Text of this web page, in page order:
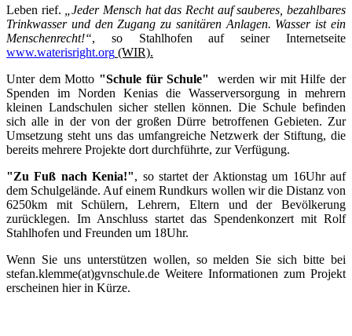
Leben rief.
„Jeder Mensch hat das Recht auf sauberes, bezahlbares
Trinkwasser und den Zugang zu sanitären Anlagen. Wasser ist ein
Menschenrecht!“, so Stahlhofen auf seiner Internetseite
www.waterisright.org (WIR).
Unter dem Motto "Schule für Schule"
werden wir mit Hilfe der
Spenden im Norden Kenias die Wasserversorgung in mehrern
kleinen Landschulen sicher stellen können. Die Schule befinden
sich alle in der von der großen Dürre betroffenen Gebieten. Zur
Umsetzung steht uns das umfangreiche Netzwerk der Stiftung, die
bereits mehrere Projekte dort durchführte, zur Verfügung.
"Zu Fuß nach Kenia!", so startet der Aktionstag um 16Uhr auf
dem Schulgelände. Auf einem Rundkurs wollen wir die Distanz von
6250km mit Schülern, Lehrern, Eltern und der Bevölkerung
zurücklegen. Im Anschluss startet das Spendenkonzert mit Rolf
Stahlhofen und Freunden um 18Uhr.
Wenn Sie uns unterstützen wollen, so melden Sie sich bitte bei
stefan.klemme(at)gvnschule.de Weitere Informationen zum Projekt
erscheinen hier in Kürze.